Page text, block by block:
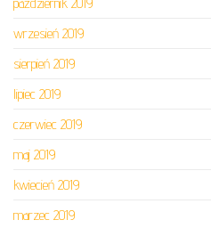
październik 2019
wrzesień 2019
sierpień 2019
lipiec 2019
czerwiec 2019
maj 2019
kwiecień 2019
marzec 2019